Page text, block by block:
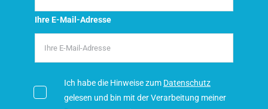
Ihre E-Mail-Adresse
Ich habe die Hinweise zum Datenschutz
gelesen und bin mit der Verarbeitung meiner